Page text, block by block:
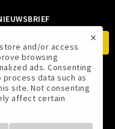
×
and/or access
browsing
ads. Consenting
data such as
site. Not consenting
affect certain